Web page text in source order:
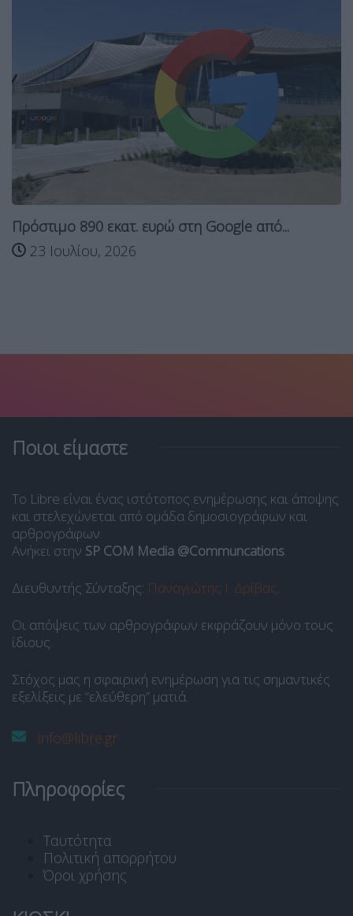
Πρόστιμο 890 εκατ. ευρώ στη Google από...
23 Ιουλίου, 2026
Ποιοι είμαστε
Το Libre είναι ένας ιστότοπος ενημέρωσης και άποψης
και στελεχώνεται από ομάδα δημοσιογράφων και
αρθρογράφων.
Ανήκει στην SP COM Media @Communcations.
Διευθυντής Σύνταξης: Παναγιώτης Ι. Δρίβας.
Οι απόψεις των αρθρογράφων εκφράζουν μόνο τους
ίδιους.
Στόχος μας η σφαιρική ενημέρωση για τις σημαντικές
εξελίξεις με “ελεύθερη” ματιά.
info@libre.gr
Πληροφορίες
Ταυτότητα
Πολιτική απορρήτου
Όροι χρήσης